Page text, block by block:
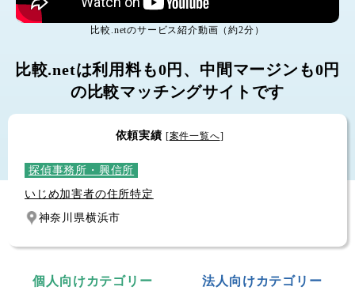
比較.netのサービス紹介動画（約2分）
比較.netは利用料も0円、中間マージンも0円
の比較マッチングサイトです
依頼実績 [案件一覧へ]
個人輸入代行
群馬県前橋市
探偵事務所・興信所
土地家屋調査士
建物表題登記
愛知県豊田市
東京都台東区
個人向けカテゴリー 法人向けカテゴリー